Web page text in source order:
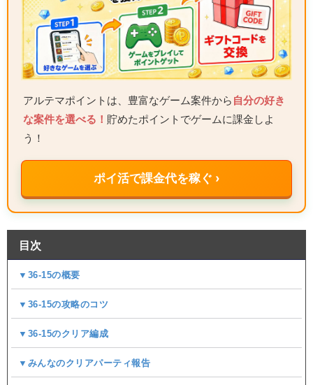
アルテマポイントは、豊富なゲーム案件から 自分の好き
な案件を選べる！ 貯めたポイントでゲームに課金しよ
う！
ポイ活で課金代を稼ぐ ›
目次
▼36-15の概要
▼36-15の攻略のコツ
▼36-15のクリア編成
▼みんなのクリアパーティ報告